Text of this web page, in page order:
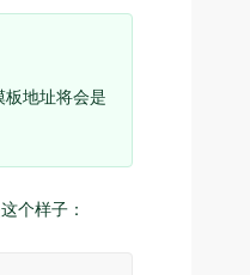
板地址将会是
个样子：